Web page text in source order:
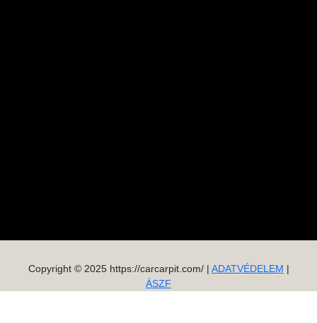
Copyright © 2025 https://carcarpit.com/ | ADATVÉDELEM |
ÁSZF